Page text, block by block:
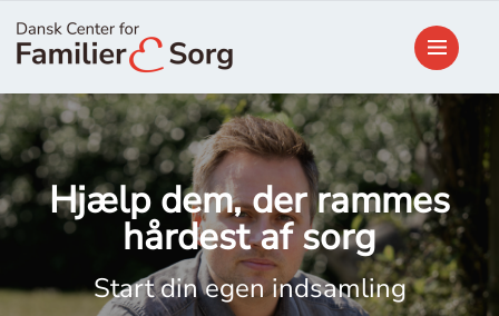
Hjælp dem, der rammes
hårdest af sorg
Start din egen indsamling